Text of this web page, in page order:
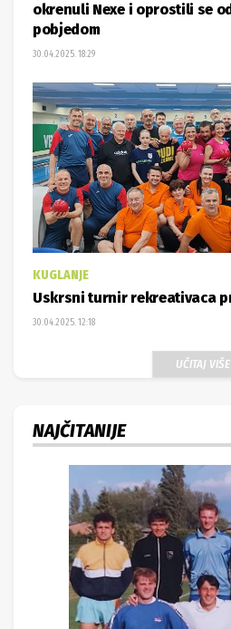
okrenuli Nexe i oprostili se
pobjedom
30.04.2025. 18:29
KUGLANJE
Uskrsni turnir rekreativaca
30.04.2025. 12:18
UČITAJ VIŠE
NAJČITANIJE